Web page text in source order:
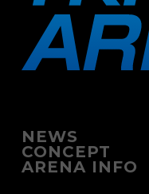
NEWS
CONCEPT
ARENA INFO